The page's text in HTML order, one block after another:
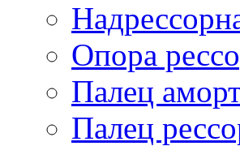
Опора
Палец
Палец